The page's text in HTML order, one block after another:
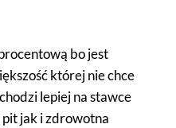
bo jest
której nie chce
lepiej na stawce
jak i zdrowotna